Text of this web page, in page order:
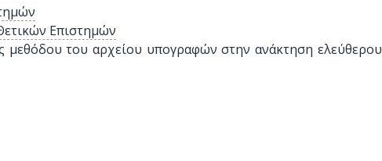
Επιστημών
μεθόδου του αρχείου υπογραφών στην ανάκτηση ελεύθερου